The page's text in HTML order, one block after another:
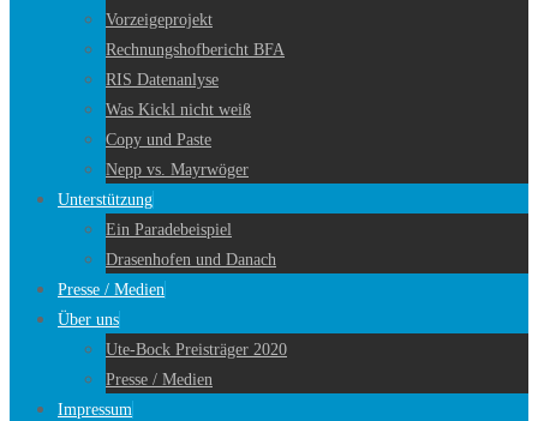
Vorzeigeprojekt
Rechnungshofbericht BFA
RIS Datenanlyse
Was Kickl nicht weiß
Copy und Paste
Nepp vs. Mayrwöger
Unterstützung
Ein Paradebeispiel
Drasenhofen und Danach
Presse / Medien
Über uns
Ute-Bock Preisträger 2020
Presse / Medien
Impressum